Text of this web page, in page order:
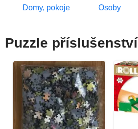
Domy, pokoje Osoby
Puzzle příslušenství